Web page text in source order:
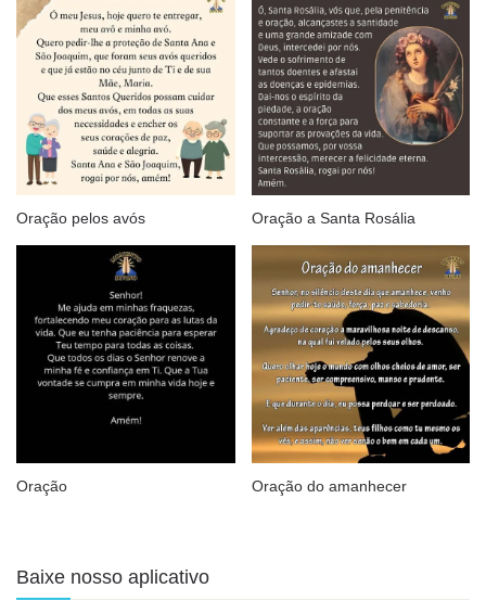
Oração pelos avós Oração a Santa Rosália
Oração Oração do amanhecer
Baixe nosso aplicativo